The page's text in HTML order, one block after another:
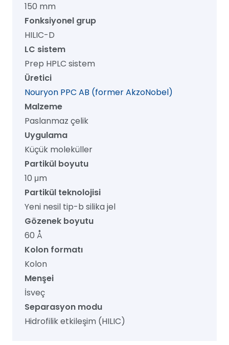
µm,
mm
mm,
1/pk
adet
150 mm
Fonksiyonel grup
HILIC-D
LC sistem
Prep HPLC sistem
Üretici
Nouryon PPC AB (former AkzoNobel)
Malzeme
Paslanmaz çelik
Uygulama
Küçük moleküller
Partikül boyutu
10 μm
Partikül teknolojisi
Yeni nesil tip-b silika jel
Gözenek boyutu
60 Å
Kolon formatı
Kolon
Menşei
İsveç
Separasyon modu
Hidrofilik etkileşim (HILIC)